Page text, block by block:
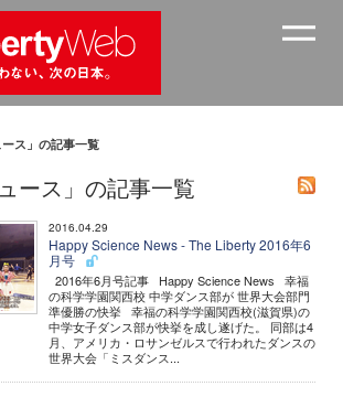
ス」の記事一覧
ース」の記事一覧
2016.04.29
Happy Science News - The Liberty 2016年6
月号
2016年6月号記事 Happy Science News 幸福
の科学学園関西校 中学ダンス部が 世界大会部門
準優勝の快挙 幸福の科学学園関西校(滋賀県)の
中学女子ダンス部が快挙を成し遂げた。 同部は4
月、アメリカ・ロサンゼルスで行われたダンスの
世界大会「ミスダンス...